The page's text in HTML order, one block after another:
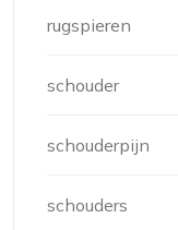
rugspieren
schouder
schouderpijn
schouders